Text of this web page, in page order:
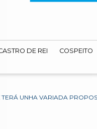
DE REI COSPEITO
TERÁ UNHA VARIADA